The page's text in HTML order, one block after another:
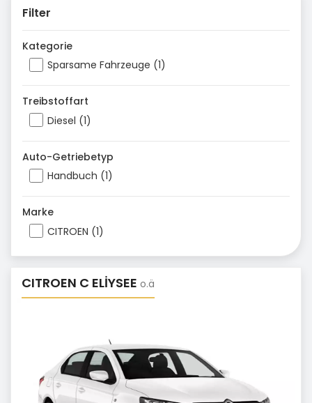
Filter
Kategorie
Sparsame Fahrzeuge (1)
Treibstoffart
Diesel (1)
Auto-Getriebetyp
Handbuch (1)
Marke
CITROEN (1)
CITROEN C ELİYSEE o.ä